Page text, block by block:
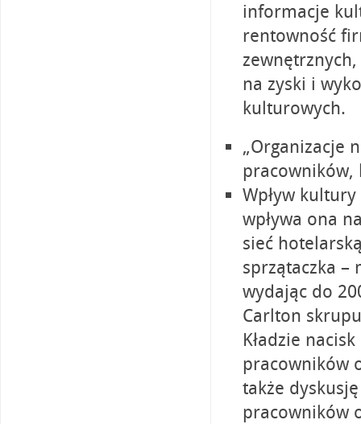
informacje
rentowność
na zyski i
kulturowych.
„Organizacje
pracowników,
Wpływ
wpływa ona
sieć
sprzątaczka –
wydając do
Carlton
Kładzie
pracowników
także
pracowników